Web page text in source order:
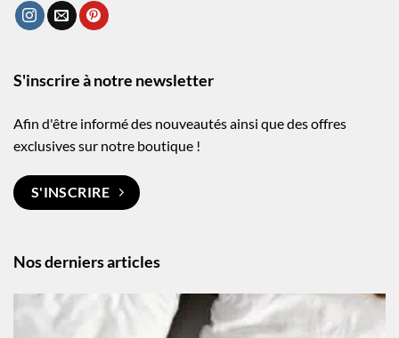
Nos derniers articles
S'inscrire à notre newsletter
Afin d'être informé des nouveautés ainsi que des offres
exclusives sur notre boutique !
S'INSCRIRE